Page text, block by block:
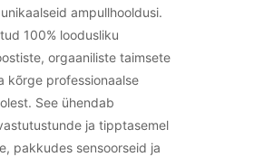
ampullhooldusi.
100% loodusliku
orgaaniliste taimsete
kõrge professionaalse
See ühendab
ja tipptasemel
pakkudes sensoorseid ja